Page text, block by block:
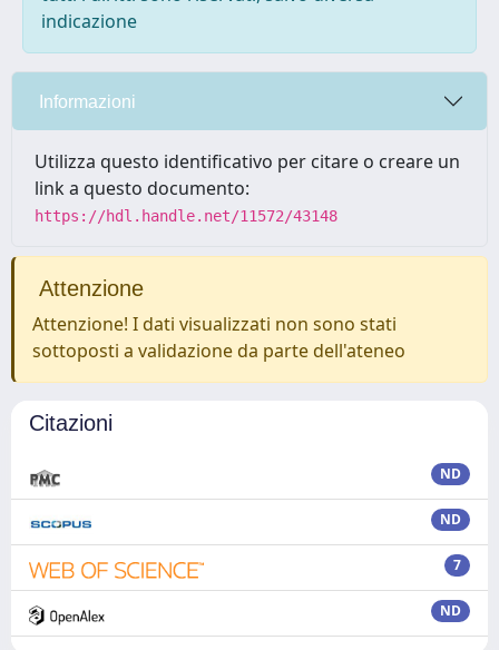
indicazione
Informazioni
Utilizza questo identificativo per citare o creare un
link a questo documento:
https://hdl.handle.net/11572/43148
Attenzione
Attenzione! I dati visualizzati non sono stati
sottoposti a validazione da parte dell'ateneo
Citazioni
ND
ND
7
ND